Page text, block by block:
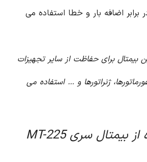
برابر اضافه بار و خطا استفاده می
بیمتال برای حفاظت از سایر تجهیزات
ژنراتورها و … استفاده می
مزایای استفاده از بیمتال سری MT-225